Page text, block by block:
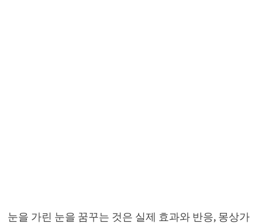
눈을 가린 눈을 꿈꾸는 것은 실제 효과와 반응, 몽상가